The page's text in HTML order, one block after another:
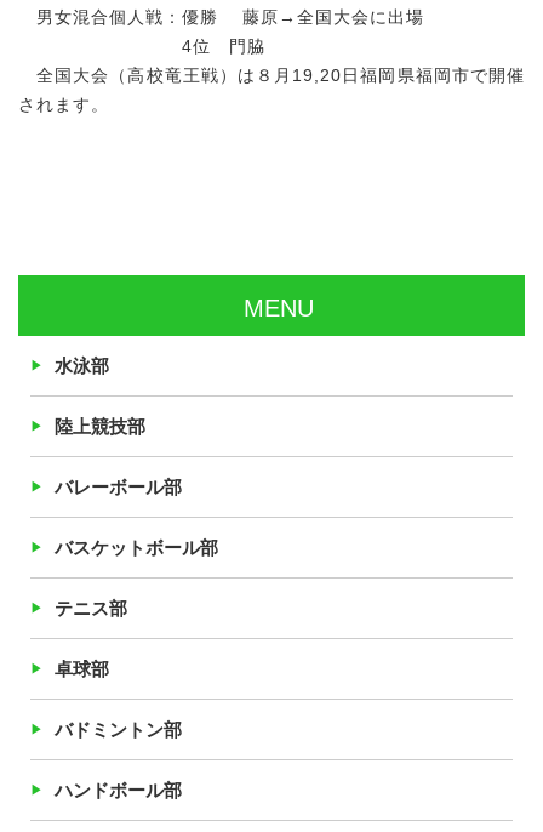
男女混合個人戦：優勝 藤原→全国大会に出場
4位 門脇
全国大会（高校竜王戦）は８月19,20日福岡県福岡市で開催
されます。
MENU
水泳部
陸上競技部
バレーボール部
バスケットボール部
テニス部
卓球部
バドミントン部
ハンドボール部